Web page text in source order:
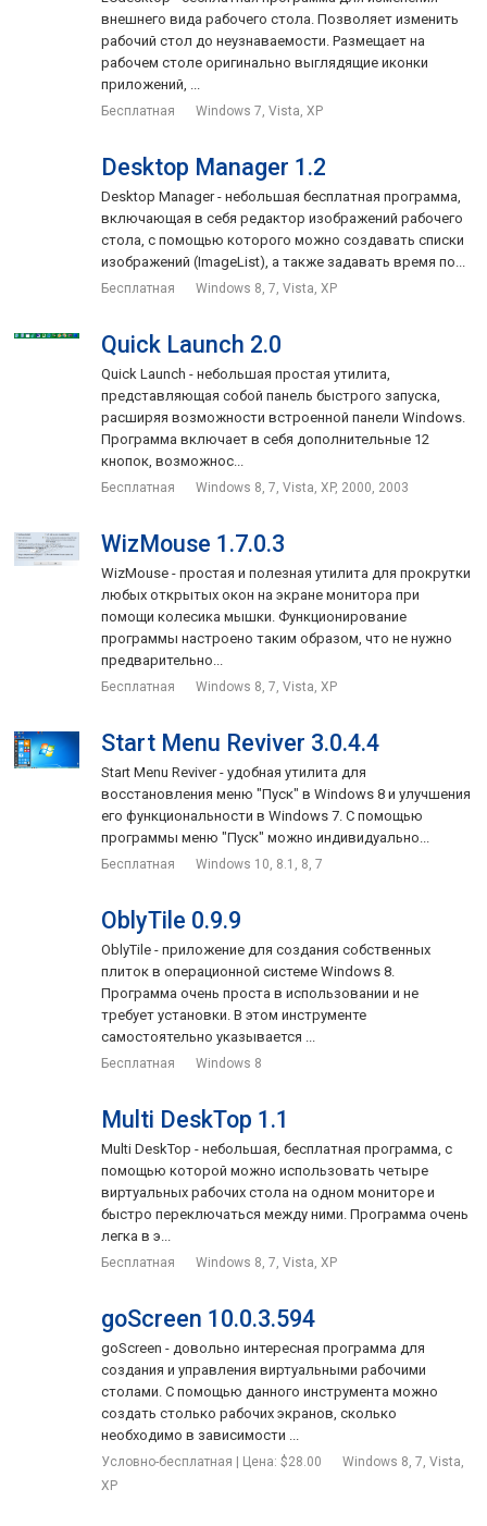
внешнего вида рабочего стола. Позволяет изменить
рабочий стол до неузнаваемости. Размещает на
рабочем столе оригинально выглядящие иконки
приложений, ...
Бесплатная Windows 7, Vista, XP
Desktop Manager 1.2
Desktop Manager - небольшая бесплатная программа,
включающая в себя редактор изображений рабочего
стола, с помощью которого можно создавать списки
изображений (ImageList), а также задавать время по...
Бесплатная Windows 8, 7, Vista, XP
Quick Launch 2.0
Quick Launch - небольшая простая утилита,
представляющая собой панель быстрого запуска,
расширяя возможности встроенной панели Windows.
Программа включает в себя дополнительные 12
кнопок, возможнос...
Бесплатная Windows 8, 7, Vista, XP, 2000, 2003
WizMouse 1.7.0.3
WizMouse - простая и полезная утилита для прокрутки
любых открытых окон на экране монитора при
помощи колесика мышки. Функционирование
программы настроено таким образом, что не нужно
предварительно...
Бесплатная Windows 8, 7, Vista, XP
Start Menu Reviver 3.0.4.4
Start Menu Reviver - удобная утилита для
восстановления меню "Пуск" в Windows 8 и улучшения
его функциональности в Windows 7. С помощью
программы меню "Пуск" можно индивидуально...
Бесплатная Windows 10, 8.1, 8, 7
OblyTile 0.9.9
OblyTile - приложение для создания собственных
плиток в операционной системе Windows 8.
Программа очень проста в использовании и не
требует установки. В этом инструменте
самостоятельно указывается ...
Бесплатная Windows 8
Multi DeskTop 1.1
Multi DeskTop - небольшая, бесплатная программа, с
помощью которой можно использовать четыре
виртуальных рабочих стола на одном мониторе и
быстро переключаться между ними. Программа очень
легка в э...
Бесплатная Windows 8, 7, Vista, XP
goScreen 10.0.3.594
goScreen - довольно интересная программа для
создания и управления виртуальными рабочими
столами. С помощью данного инструмента можно
создать столько рабочих экранов, сколько
необходимо в зависимости ...
Условно-бесплатная | Цена: $28.00
Windows 8, 7, Vista,
XP